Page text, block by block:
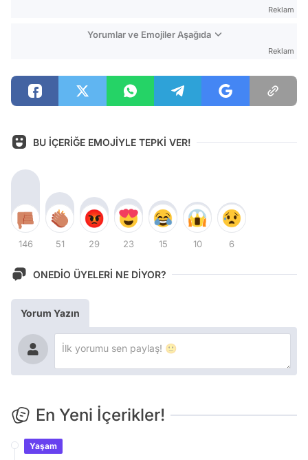
Reklam
Yorumlar ve Emojiler Aşağıda
Reklam
BU İÇERİĞE EMOJİYLE TEPKİ VER!
146 51 29 23 15 10 6
ONEDİO ÜYELERİ NE DİYOR?
Yorum Yazın
En Yeni İçerikler!
Yaşam